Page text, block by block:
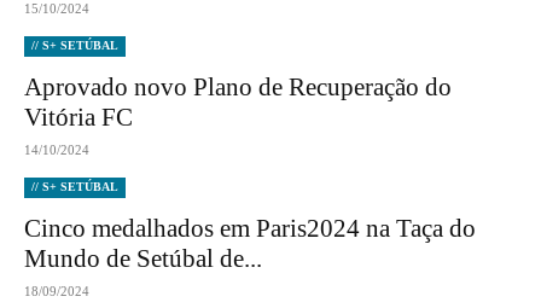
15/10/2024
// S+ SETÚBAL
Aprovado novo Plano de Recuperação do
Vitória FC
14/10/2024
// S+ SETÚBAL
Cinco medalhados em Paris2024 na Taça do
Mundo de Setúbal de...
18/09/2024